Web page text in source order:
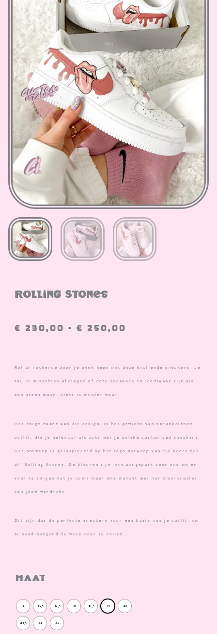
Rolling Stones
€ 230,00 - € 250,00
Rol al rockende door je week heen met deze knallende sneakers. Je
zou je misschien afvragen of deze sneakers zo loodzwaar zijn als
een steen maar, niets is minder waar.
Het enige zware aan dit design, is het gewicht van sprankelende
outfit, die je helemaal afmaakt met je unieke customized sneakers.
Het ontwerp is geïnspireerd op het logo ontwerp van “je hoort het
al” Rolling Stones. De kleuren zijn iets aangepast door ons om er
voor te zorgen dat je nooit meer mis-matcht met het kleurenpalet
van jouw wardrobe.
Dit zijn dusde perfecte sneakers voor een basis van je outfit, om
al head-bangend de week door te rollen.
Maat
36 36,5 37,5 38 38,5 39 40
40,5 41 42
Rolling
aantal